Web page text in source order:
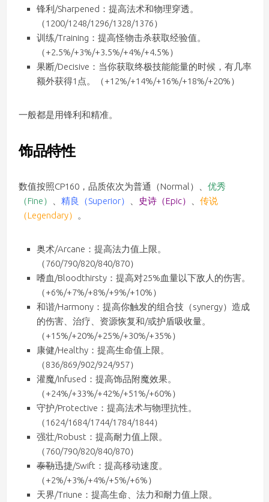
锋利/Sharpened：提高法术和物理穿透。
（1200/1248/1296/1328/1376）
训练/Training：提高怪物击杀获取经验值。
（+2.5%/+3%/+3.5%/+4%/+4.5%）
果断/Decisive：当你获取终极技能能量的时候，有几率
额外获得1点。（+12%/+14%/+16%/+18%/+20%）
一般都是用锋利和精准。
饰品特性
数值按照CP160，品质依次为普通（Normal）、 优秀
（Fine）
精良（Superior） 史诗（Epic）
传说
（Legendary）
。
奥术/Arcane：提高法力值上限。
（760/790/820/840/870）
嗜血/Bloodthirsty：提高对25%血量以下敌人的伤害。
（+6%/+7%/+8%/+9%/+10%）
和谐/Harmony：提高你触发的组合技（synergy）造成
的伤害、治疗、资源恢复和/或护盾吸收量。
（+15%/+20%/+25%/+30%/+35%）
康健/Healthy：提高生命值上限。
（836/869/902/924/957）
灌魔/Infused：提高饰品附魔效果。
（+24%/+33%/+42%/+51%/+60%）
守护/Protective：提高法术与物理抗性。
（1624/1684/1744/1784/1844）
强壮/Robust：提高耐力值上限。
（760/790/820/840/870）
泰勒迅捷/Swift：提高移动速度。
（+2%/+3%/+4%/+5%/+6%）
天界/Triune：提高生命、法力和耐力值上限。